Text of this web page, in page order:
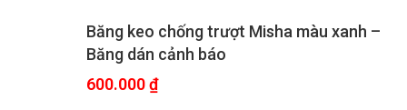
Băng keo chống trượt Misha màu xanh –
Băng dán cảnh báo
600.000₫